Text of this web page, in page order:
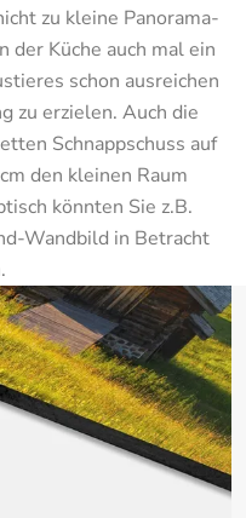
zu kleine Panorama-
der Küche auch mal ein
schon ausreichen
zu erzielen. Auch die
Schnappschuss auf
den kleinen Raum
könnten Sie z.B.
Wandbild in Betracht